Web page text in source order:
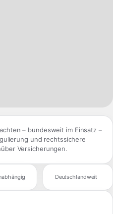
– bundesweit im Einsatz –
und rechtssichere
Versicherungen.
Deutschlandweit